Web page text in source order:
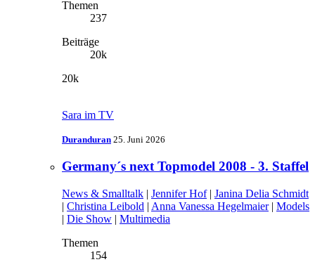
Themen
237
Beiträge
20k
20k
Sara im TV
Duranduran 25. Juni 2026
Germany´s next Topmodel 2008 - 3. Staffel
News & Smalltalk | Jennifer Hof| Janina Delia Schmidt
| Christina Leibold | Anna Vanessa Hegelmaier| Models
| Die Show | Multimedia
Themen
154